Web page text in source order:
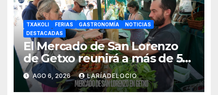
TXAKOLI FERIAS GASTRONOMÍA
NOTICIAS
DESTACADAS
El Mercado de San Lorenzo
de Getxo reunirá a más de 50
productores del País Vasco
AGO 6, 2026 LARÍADELOCIO